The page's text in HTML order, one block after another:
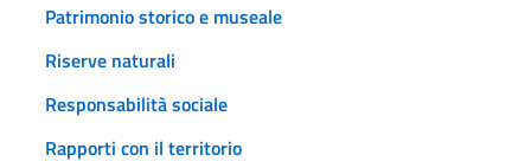
Patrimonio storico e museale
Riserve naturali
Responsabilità sociale
Rapporti con il territorio